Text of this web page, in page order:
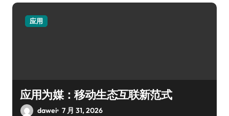
应用
应用为媒：移动生态互联新范式
dawei 7 月 31, 2026